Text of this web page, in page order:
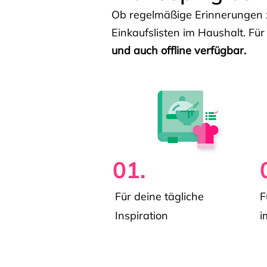
Ob regelmäßige
Einkaufslisten im Haushalt.
und auch offline verfügbar.
01.
Für deine tägliche
Inspiration